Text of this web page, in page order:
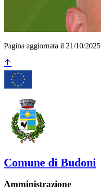
Pagina aggiornata il 21/10/2025
Comune di Budoni
Amministrazione